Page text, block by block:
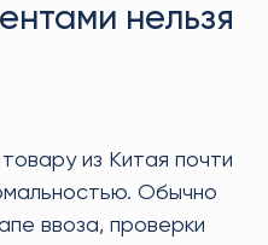
нельзя
из Китая почти
Обычно
ввоза, проверки